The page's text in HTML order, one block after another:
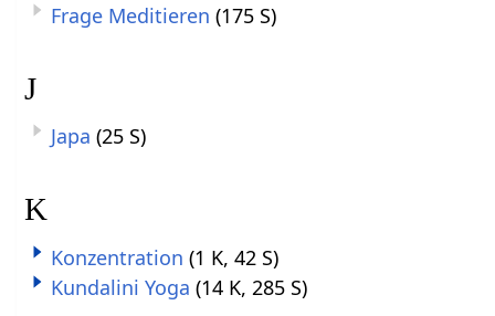
Frage Meditieren (175 S)
J
Japa (25 S)
K
Konzentration (1 K, 42 S)
Kundalini Yoga (14 K, 285 S)